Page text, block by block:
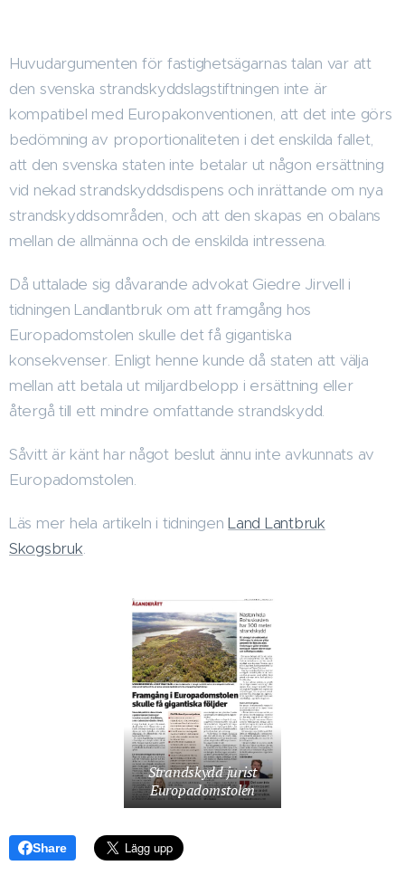
Huvudargumenten för fastighetsägarnas talan var att
den svenska strandskyddslagstiftningen inte är
kompatibel med Europakonventionen, att det inte görs
bedömning av proportionaliteten i det enskilda fallet,
att den svenska staten inte betalar ut någon ersättning
vid nekad strandskyddsdispens och inrättande om nya
strandskyddsområden, och att den skapas en obalans
mellan de allmänna och de enskilda intressena.
Då uttalade sig dåvarande advokat Giedre Jirvell i
tidningen Landlantbruk om att framgång hos
Europadomstolen skulle det få gigantiska
konsekvenser. Enligt henne kunde då staten att välja
mellan att betala ut miljardbelopp i ersättning eller
återgå till ett mindre omfattande strandskydd.
Såvitt är känt har något beslut ännu inte avkunnats av
Europadomstolen.
Läs mer hela artikeln i tidningenLand Lantbruk
Skogsbruk.
Strandskydd jurist
Europadomstolen
Share